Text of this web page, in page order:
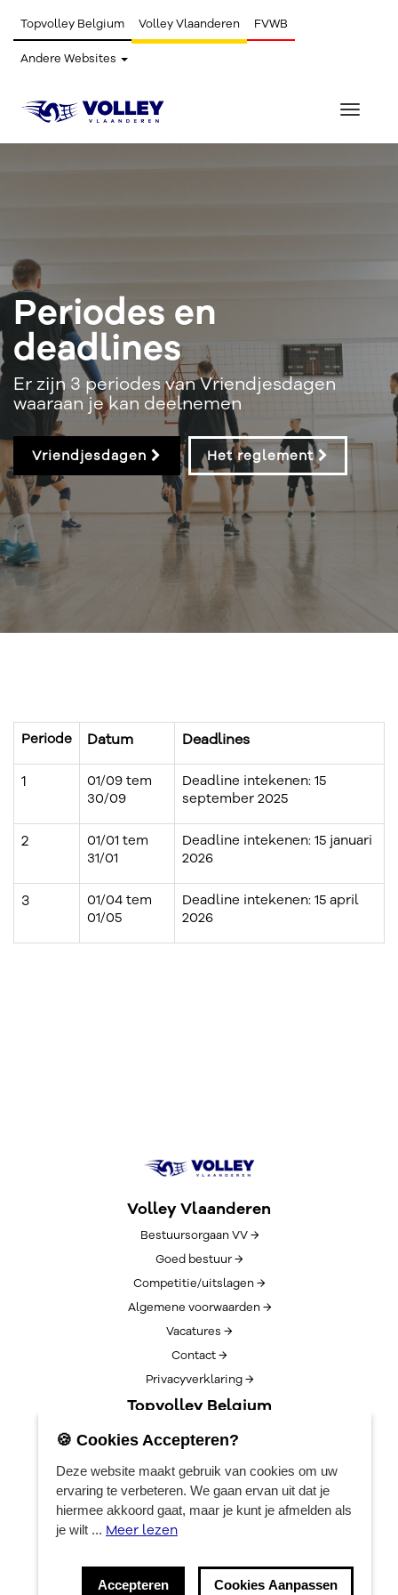
Topvolley Belgium Volley Vlaanderen FVWB
Andere Websites
Toggle
Periodes en
deadlines
Er zijn 3 periodes van Vriendjesdagen
waaraan je kan deelnemen
Vriendjesdagen Het reglement
Periode Datum Deadlines
1
01/09 tem
30/09
Deadline intekenen: 15
september 2025
2
01/01 tem
31/01
Deadline intekenen: 15 januari
2026
3
01/04 tem
01/05
Deadline intekenen: 15 april
2026
Volley Vlaanderen
Bestuursorgaan VV →
Goed bestuur →
Competitie/uitslagen →
Algemene voorwaarden →
Vacatures →
Contact →
Privacyverklaring →
Topvolley Belgium
Over TopVolleyBelgium →
Lotto Cup Finals →
EuroVolleyCenter
Boekingen →
🍪 Cookies Accepteren?
Deze website maakt gebruik van cookies om uw
ervaring te verbeteren. We gaan ervan uit dat je
hiermee akkoord gaat, maar je kunt je afmelden als
je wilt ... Meer lezen
Accepteren Cookies Aanpassen